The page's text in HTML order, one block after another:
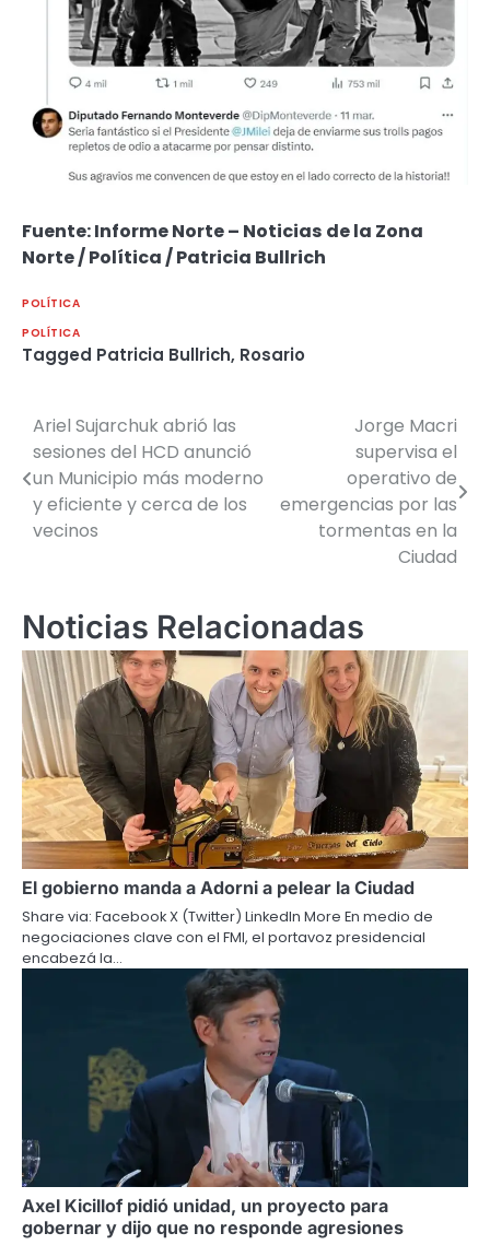
Fuente: Informe Norte – Noticias de la Zona
Norte / Política / Patricia Bullrich
POLÍTICA
POLÍTICA
Tagged Patricia Bullrich, Rosario
Navegación
de
entradas
Ariel Sujarchuk abrió las
sesiones del HCD anunció
un Municipio más moderno
y eficiente y cerca de los
vecinos
Jorge Macri
supervisa el
operativo de
emergencias por las
tormentas en la
Ciudad
Noticias Relacionadas
El gobierno manda a Adorni a pelear la Ciudad
Share via: Facebook X (Twitter) LinkedIn More En medio de
negociaciones clave con el FMI, el portavoz presidencial
encabezá la…
Axel Kicillof pidió unidad, un proyecto para
gobernar y dijo que no responde agresiones